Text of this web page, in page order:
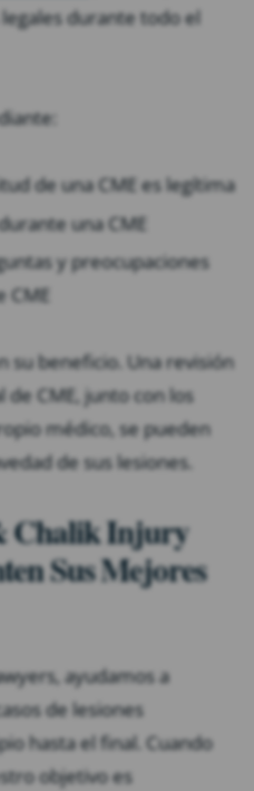
durante todo el
de una CME es legítima
una CME
y preocupaciones
CME
su beneficio. Una revisión
CME, junto con los
médico, se pueden
de sus lesiones.
Chalik Injury
Sus Mejores
ayudamos a
de lesiones
hasta el final. Cuando
objetivo es